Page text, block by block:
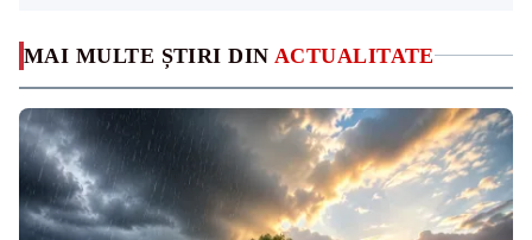
MAI MULTE ȘTIRI DIN ACTUALITATE